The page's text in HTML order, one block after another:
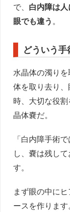
で、 白内障は
眼でも違う。
どういう
水晶体の濁り
体を取り去り
時、大切な役
晶体嚢だ。
「白内障手術
し、嚢は残し
す。
まず眼の中に
ースを作りま